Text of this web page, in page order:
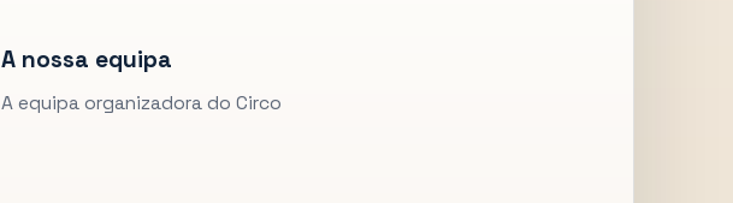
A nossa equipa
A equipa organizadora do Circo